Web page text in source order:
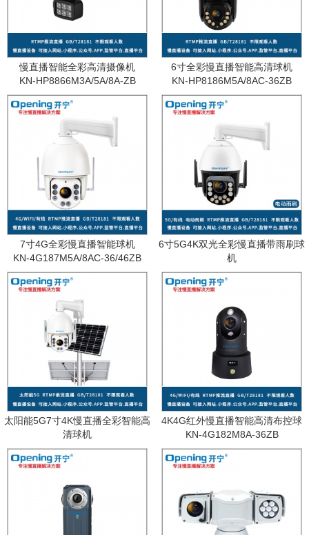
慢直播智能全彩高清摄像机
KN-HP8866M3A/5A/8A-ZB
6寸全彩慢直播智能高清球机
KN-HP8186M5A/8AC-36ZB
7寸4G全彩慢直播智能球机
KN-4G187M5A/8AC-36/46ZB
6寸5G4K双光全彩慢直播带雨刷球
机
太阳能5G7寸4K慢直播全彩智能高
清球机
4K4G红外慢直播智能高清布控球
KN-4G182M8A-36ZB